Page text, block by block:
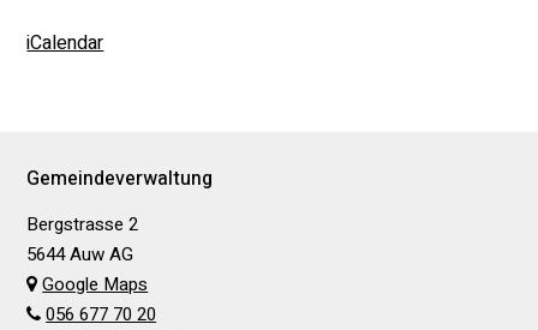
iCalendar
Footer
Gemeindeverwaltung
Bergstrasse 2
5644 Auw AG
Google Maps
056 677 70 20